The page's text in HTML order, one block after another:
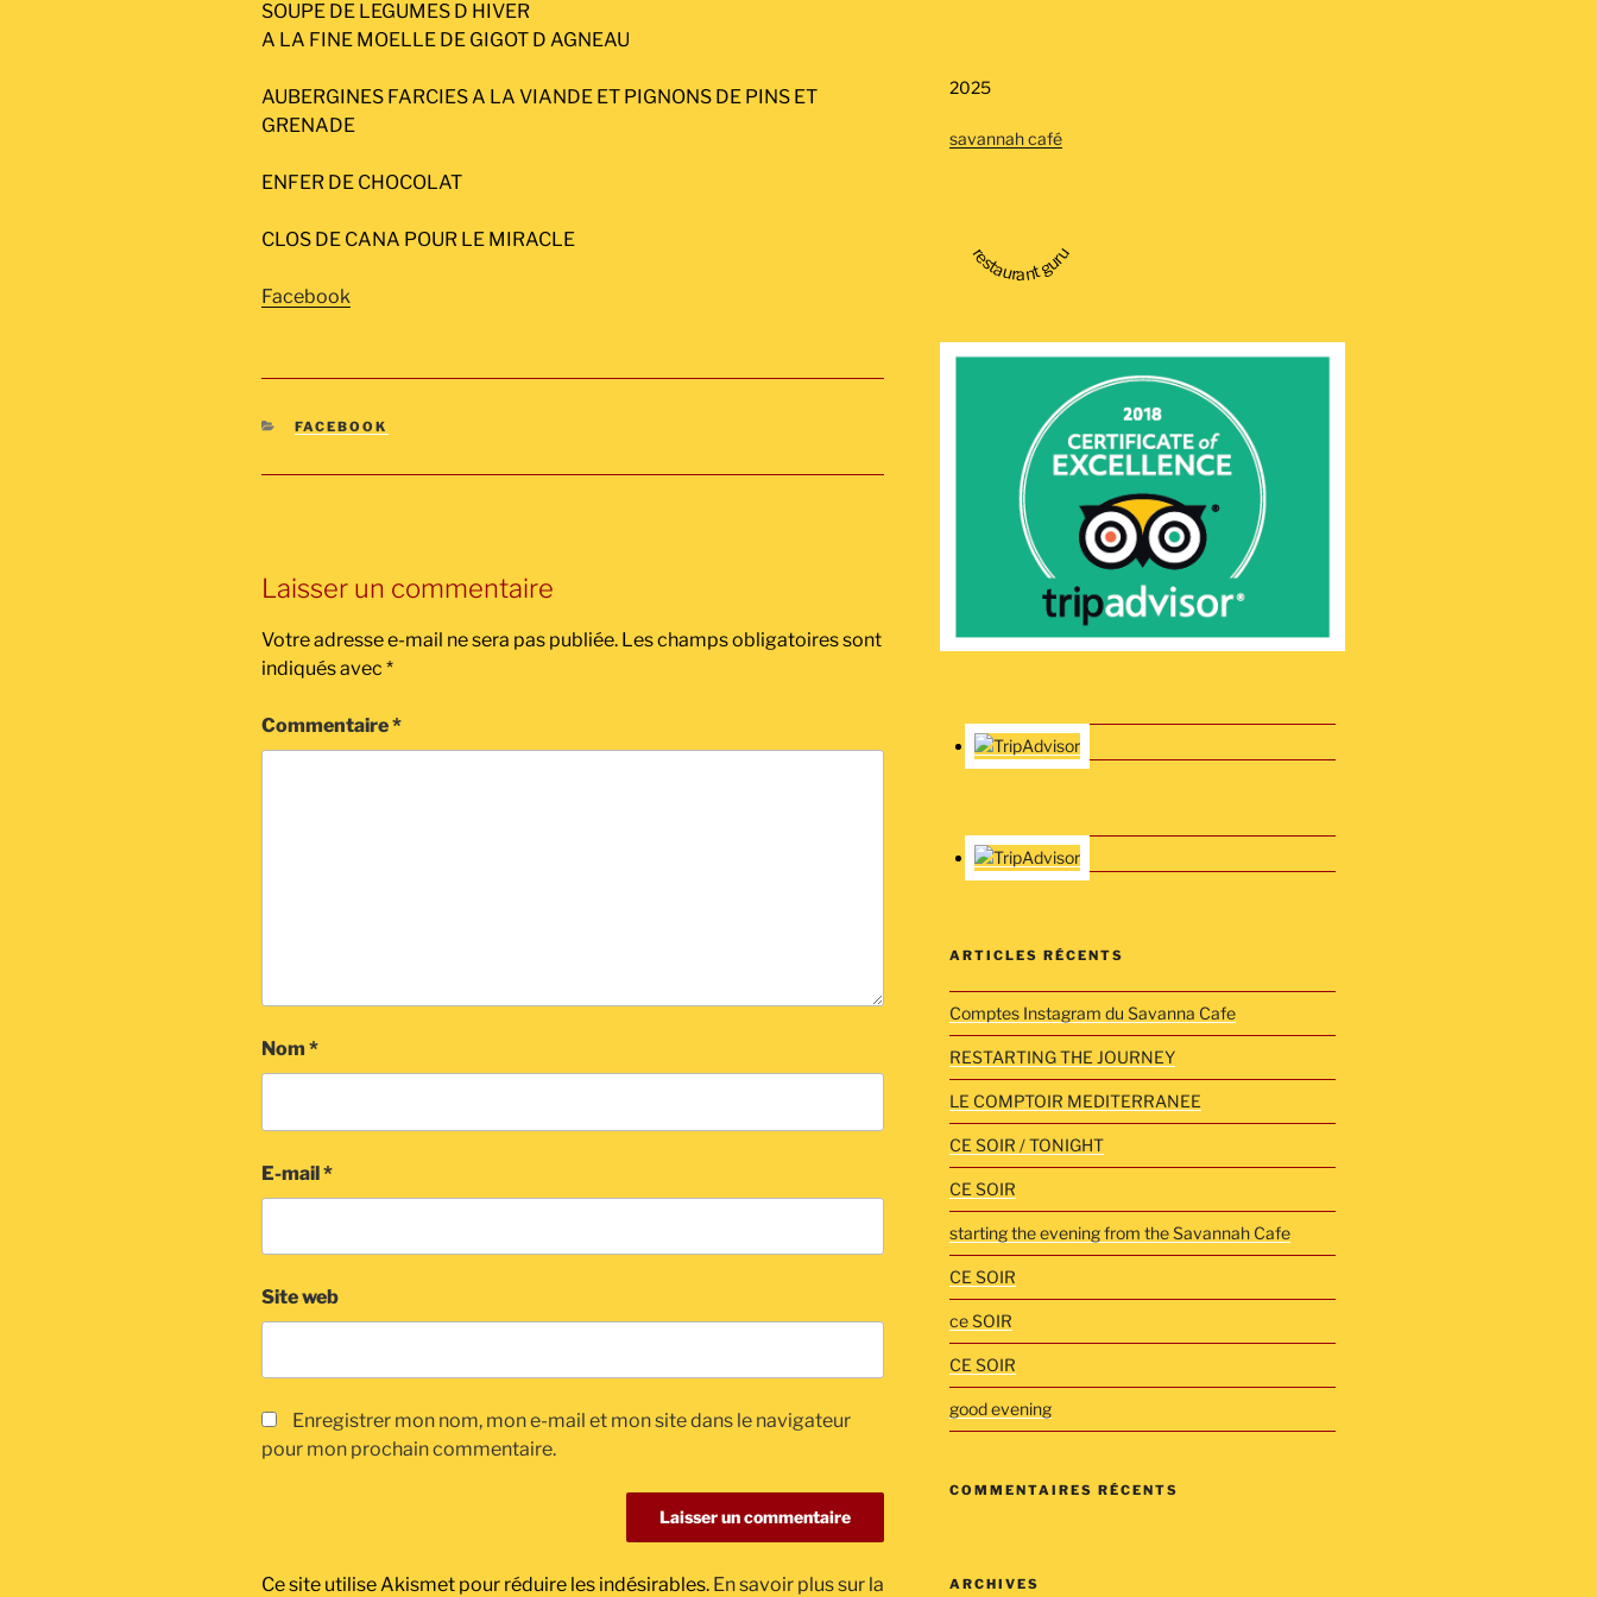
SOUPE DE LEGUMES D HIVER
A LA FINE MOELLE DE GIGOT D AGNEAU
AUBERGINES FARCIES A LA VIANDE ET PIGNONS DE PINS ET
GRENADE
ENFER DE CHOCOLAT
CLOS DE CANA POUR LE MIRACLE
Facebook
CATÉGORIES
FACEBOOK
Laisser un commentaire
Votre adresse e-mail ne sera pas publiée. Les champs obligatoires sont
indiqués avec *
Commentaire*
Nom *
E-mail*
Site web
Enregistrer mon nom, mon e-mail et mon site dans le navigateur
pour mon prochain commentaire.
Ce site utilise Akismet pour réduire les indésirables. En savoir plus sur la
2025
savannah café
restaurant guru
ARTICLES RÉCENTS
Comptes Instagram du Savanna Cafe
RESTARTING THE JOURNEY
LE COMPTOIR MEDITERRANEE
CE SOIR / TONIGHT
CE SOIR
starting the evening from the Savannah Cafe
CE SOIR
ce SOIR
CE SOIR
good evening
COMMENTAIRES RÉCENTS
ARCHIVES